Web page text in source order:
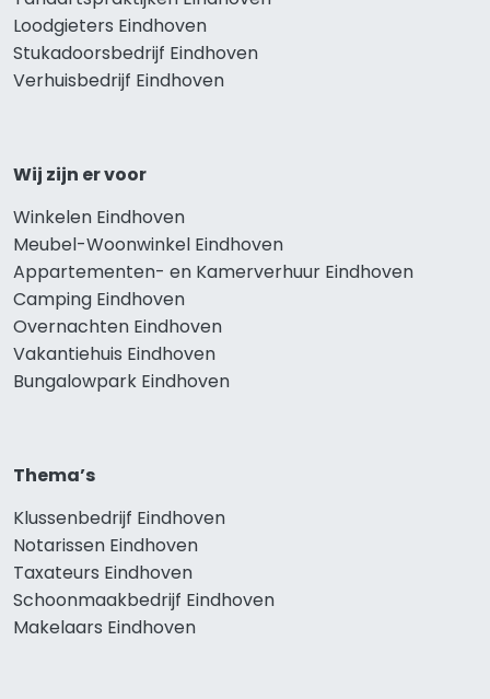
Loodgieters Eindhoven
Stukadoorsbedrijf Eindhoven
Verhuisbedrijf Eindhoven
Wij zijn er voor
Winkelen Eindhoven
Meubel-Woonwinkel Eindhoven
Appartementen- en Kamerverhuur Eindhoven
Camping Eindhoven
Overnachten Eindhoven
Vakantiehuis Eindhoven
Bungalowpark Eindhoven
Thema’s
Klussenbedrijf Eindhoven
Notarissen Eindhoven
Taxateurs Eindhoven
Schoonmaakbedrijf Eindhoven
Makelaars Eindhoven